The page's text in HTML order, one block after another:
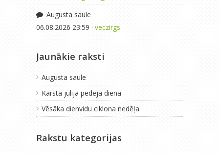
Augusta saule
06.08.2026 23:59 · veczirgs
Jaunākie raksti
Augusta saule
Karsta jūlija pēdējā diena
Vēsāka dienvidu ciklona nedēļa
Rakstu kategorijas